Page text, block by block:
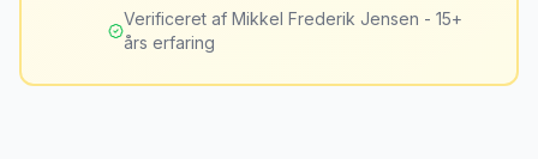
er markant lavere.
Verificeret af Mikkel Frederik Jensen - 15+
års erfaring